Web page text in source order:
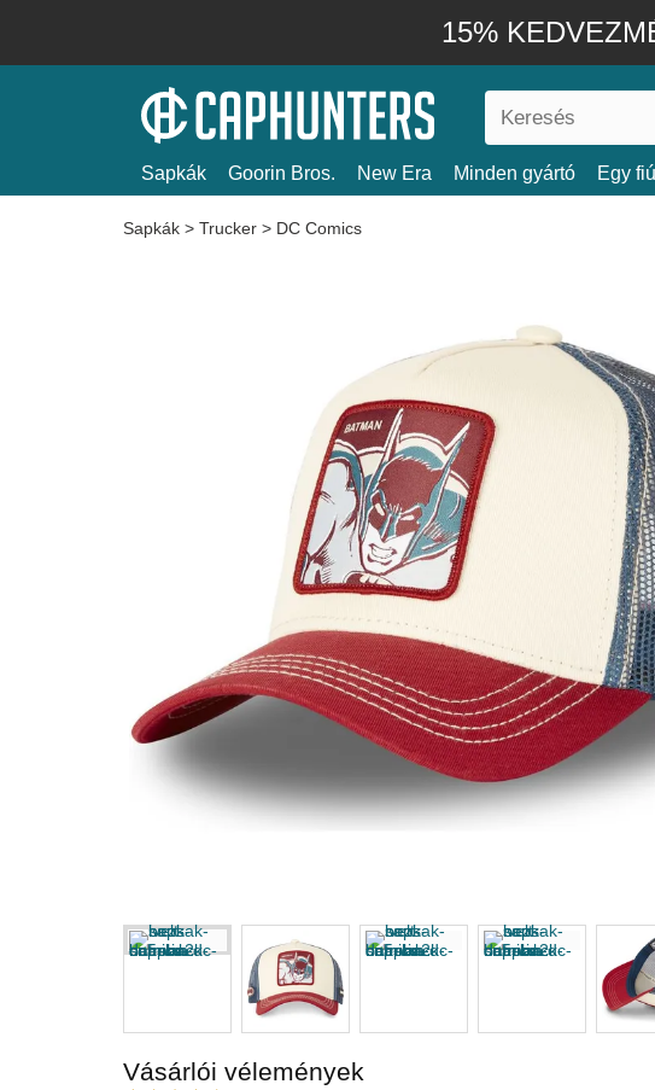
15%
Sapkák Goorin Bros. New Era Minden gyártó Egy
Sapkák > Trucker > DC Comics
Vásárlói vélemények